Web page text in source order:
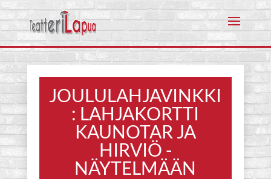
JOULULAHJAVINKKI
: LAHJAKORTTI
KAUNOTAR JA
HIRVIÖ -
NÄYTELMÄÄN